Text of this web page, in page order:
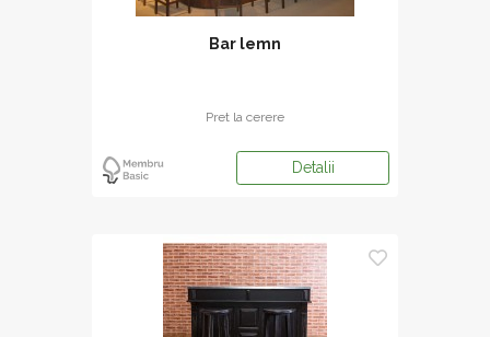
Bar lemn
Pret la cerere
Detalii